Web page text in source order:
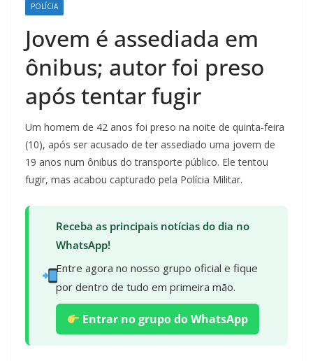
POLÍCIA
Jovem é assediada em
ônibus; autor foi preso
após tentar fugir
Um homem de 42 anos foi preso na noite de quinta-feira
(10), após ser acusado de ter assediado uma jovem de
19 anos num ônibus do transporte público. Ele tentou
fugir, mas acabou capturado pela Polícia Militar.
Receba as principais notícias do dia no
WhatsApp!
Entre agora no nosso grupo oficial e fique
por dentro de tudo em primeira mão.
Entrar no grupo do WhatsApp